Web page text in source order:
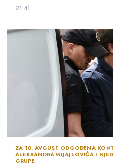
21:41
ZA 10. AVGUST ODGOĐENA
ALEKSANDRA MIJAJLOVIĆA I
GRUPE